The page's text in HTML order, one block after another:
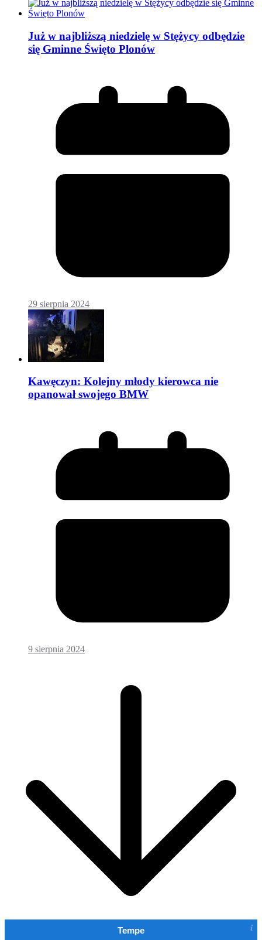
Już w najbliższą niedzielę w Stężycy odbędzie
się Gminne Święto Plonów
29 sierpnia 2024
Kawęczyn: Kolejny młody kierowca nie
opanował swojego BMW
9 sierpnia 2024
Tempe